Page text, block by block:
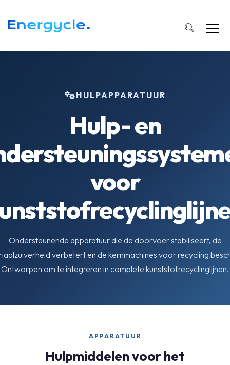
HULPAPPARATUUR
Hulp- en
voor
Ondersteunende apparatuur die de doorvoer stabiliseert, de
verbetert en de kernmachines voor recycling
Ontworpen om te integreren in complete kunststofrecyclinglijnen.
APPARATUUR
Hulpmiddelen voor het